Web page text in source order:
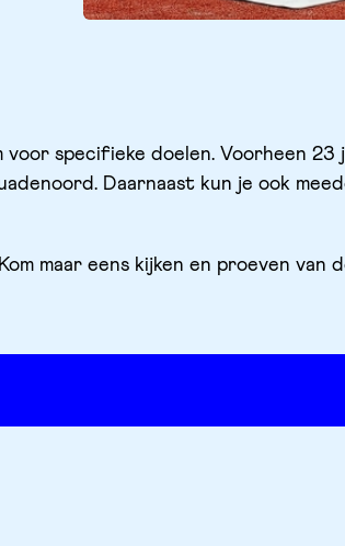
specifieke doelen. Voorheen 23
Daarnaast kun je ook
maar eens kijken en proeven van